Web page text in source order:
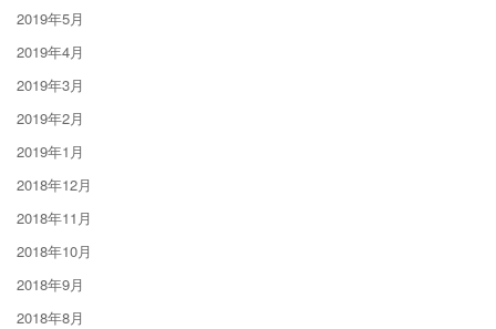
2019年5月
2019年4月
2019年3月
2019年2月
2019年1月
2018年12月
2018年11月
2018年10月
2018年9月
2018年8月